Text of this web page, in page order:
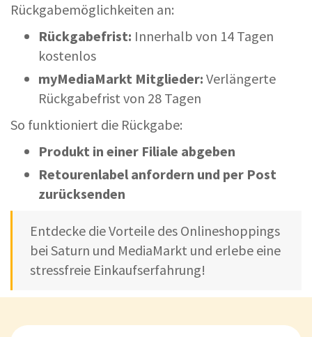
Rückgabemöglichkeiten an:
Rückgabefrist: Innerhalb von 14 Tagen
kostenlos
myMediaMarkt Mitglieder: Verlängerte
Rückgabefrist von 28 Tagen
So funktioniert die Rückgabe:
Produkt in einer Filiale abgeben
Retourenlabel anfordern und per Post
zurücksenden
Entdecke die Vorteile des Onlineshoppings
bei Saturn und MediaMarkt und erlebe eine
stressfreie Einkaufserfahrung!